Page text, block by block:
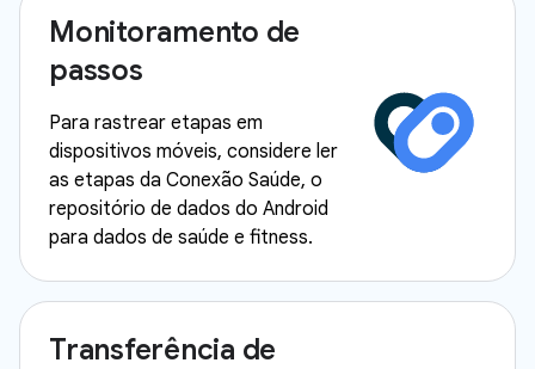
Monitoramento de
passos
Para rastrear etapas em
dispositivos móveis, considere ler
as etapas da Conexão Saúde, o
repositório de dados do Android
para dados de saúde e fitness.
Transferência de